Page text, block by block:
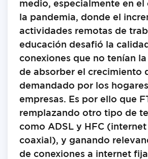
medio, especialmente en el
la pandemia, donde el
actividades remotas de
educación desafió la
conexiones que no tenían
de absorber el crecimiento
demandado por los
empresas. Es por ello que
remplazando otro tipo de
como ADSL y HFC
coaxial), y ganando
de conexiones a internet